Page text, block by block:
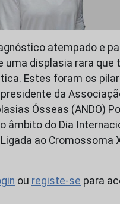
atempado e
uma displasia rara que
Estes foram os
da
Ósseas (ANDO)
âmbito do Dia
ao Cromossoma
ou registe-se para